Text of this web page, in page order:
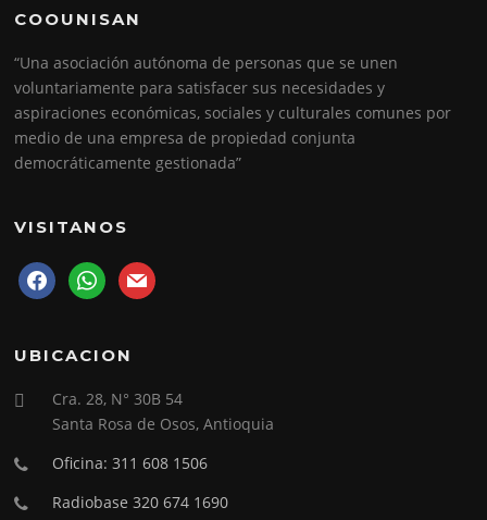
COOUNISAN
“Una asociación autónoma de personas que se unen
voluntariamente para satisfacer sus necesidades y
aspiraciones económicas, sociales y culturales comunes por
medio de una empresa de propiedad conjunta
democráticamente gestionada”
VISITANOS
facebookwhatsapp
mail
UBICACION
Cra. 28, N° 30B 54
Santa Rosa de Osos, Antioquia
Oficina: 311 608 1506
Radiobase 320 674 1690